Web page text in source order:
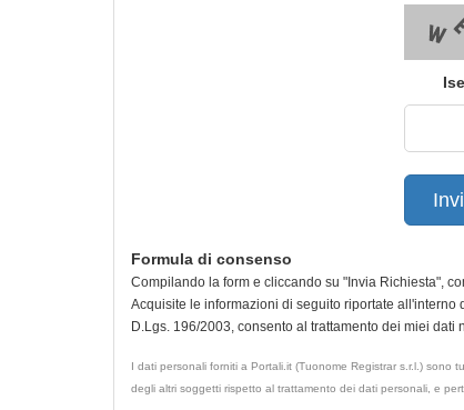
Formula di consenso
Compilando la form e cliccando su "Invia Richiesta",
Acquisite le informazioni di seguito riportate all'interno
D.Lgs. 196/2003, consento al trattamento dei miei dati
I dati personali forniti a Portali.it (Tuonome Registrar s.r.l.)
degli altri soggetti rispetto al trattamento dei dati personali, e